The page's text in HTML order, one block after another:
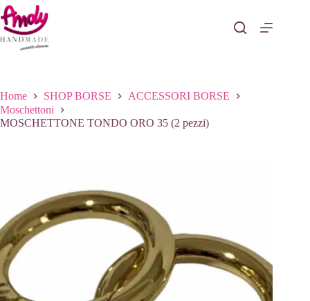
Salta
al
contenuto
Home SHOP BORSE
ACCESSORI BORSE
Moschettoni
MOSCHETTONE TONDO ORO 35 (2 pezzi)